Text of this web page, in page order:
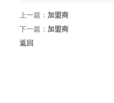
上一篇： 加盟商
下一篇： 加盟商
返回